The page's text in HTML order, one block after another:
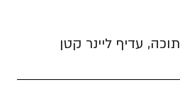
עדיף ליינר קטן